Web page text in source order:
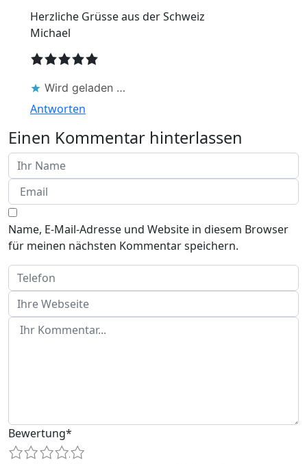
Herzliche Grüsse aus der Schweiz
Michael
Wird geladen …
Antworten
Einen Kommentar hinterlassen
Name, E-Mail-Adresse und Website in diesem Browser
für meinen nächsten Kommentar speichern.
Bewertung*
4
3
2
1